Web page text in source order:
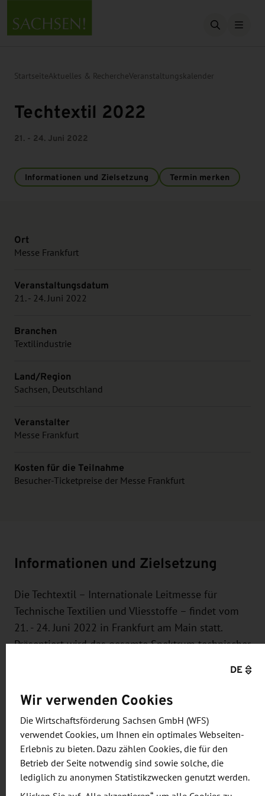
Suche
StartseiteAktuelles & RechercheVeranstaltungskalender
Techtextil 2022
21. - 24. Juni 2022
Informationen und Zielsetzung Termin merken
Ort
Messe Frankfurt
Veranstaltungsdatum
21. - 24. Juni 2022
Branchen
Textilindustrie
Land/Region
Sachsen, Deutschland
Veranstalter
Messe Frankfurt
Kosten für die Teilnahme
Besucher-Ticketpreise der Messe Frankfurt
Informationen und Zielsetzung
Die Techtextil – Internationale Leitmesse für
Technische Textilien und Vliesstoffe – findet vom
21. - 24. Juni 2022 in Frankfurt am Main statt.
Präsentiert wird das gesamte Spektrum technischer
texprocess (Leitmesse für die Bekleidungs- und
einmalig auch das Heimtextil Summer Special
(Internationale Fachmesse für Wohn- und
Objekttextilien) statt.
Als Interessenvertreter der nord-ostdeutschen
DE
Wir verwenden Cookies
Die Wirtschaftsförderung Sachsen GmbH (WFS)
verwendet Cookies, um Ihnen ein optimales Webseiten-
Erlebnis zu bieten. Dazu zählen Cookies, die für den
Betrieb der Seite notwendig sind sowie solche, die
lediglich zu anonymen Statistikzwecken genutzt werden.